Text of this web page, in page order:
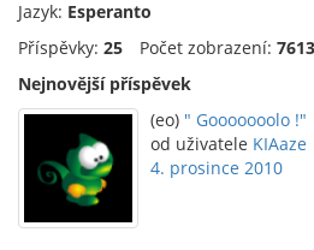
Jazyk: Esperanto
Příspěvky: 25 Počet zobrazení:
Nejnovější příspěvek
(eo) " Gooooooolo !"
od uživatele KIAaze
4. prosince 2010